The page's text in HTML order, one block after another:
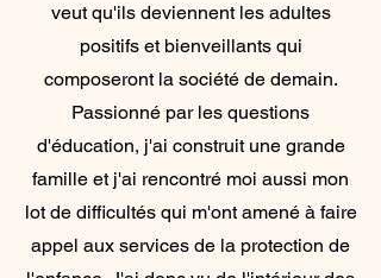
veut qu'ils deviennent les adultes
positifs et bienveillants qui
composeront la société de demain.
Passionné par les questions
d'éducation, j'ai construit une grande
famille et j'ai rencontré moi aussi mon
lot de difficultés qui m'ont amené à faire
appel aux services de la protection de